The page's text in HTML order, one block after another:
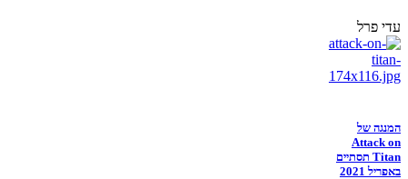
עדי פרל
המנגה של
Attack on
Titan תסתיים
באפריל 2021